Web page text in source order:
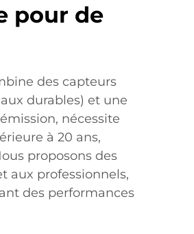
pour de
des capteurs
durables) et une
nécessite
à 20 ans,
proposons des
aux professionnels,
des performances